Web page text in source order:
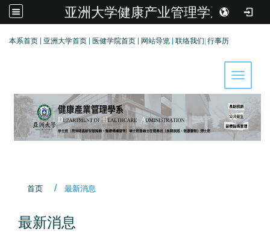
亚洲大学健康产业管理学系
本系首页 亚洲大学首页 医健学院首页 网站导览 联络我们 行事历
Toggle
首页 最新消息
最新消息